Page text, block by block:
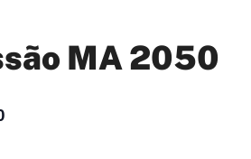
MA 2050